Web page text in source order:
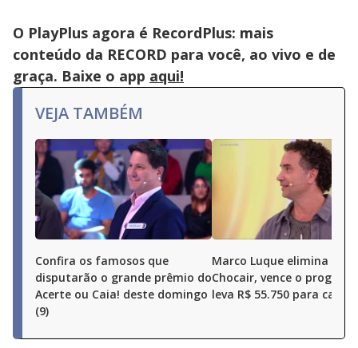
O PlayPlus agora é RecordPlus: mais
conteúdo da RECORD para você, ao vivo e de
graça. Baixe o app aqui!
VEJA TAMBÉM
Confira os famosos que
disputarão o grande prêmio do
Acerte ou Caia! deste domingo
(9)
Marco Luque elimina
Chocair, vence o
leva R$ 55.750 para casa